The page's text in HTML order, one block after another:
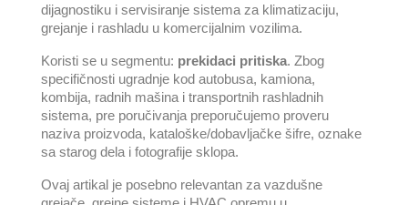
dijagnostiku i servisiranje sistema za klimatizaciju,
grejanje i rashladu u komercijalnim vozilima.
Koristi se u segmentu: prekidaci pritiska. Zbog
specifičnosti ugradnje kod autobusa, kamiona,
kombija, radnih mašina i transportnih rashladnih
sistema, pre poručivanja preporučujemo proveru
naziva proizvoda, kataloške/dobavljačke šifre, oznake
sa starog dela i fotografije sklopa.
Ovaj artikal je posebno relevantan za vazdušne